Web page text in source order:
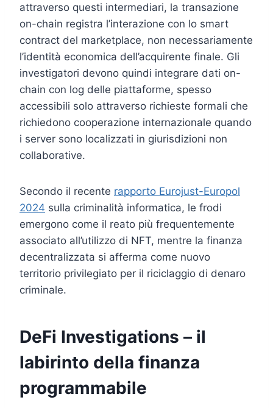
attraverso questi intermediari, la transazione
on-chain registra l’interazione con lo smart
contract del marketplace, non necessariamente
l’identità economica dell’acquirente finale. Gli
investigatori devono quindi integrare dati on-
chain con log delle piattaforme, spesso
accessibili solo attraverso richieste formali che
richiedono cooperazione internazionale quando
i server sono localizzati in giurisdizioni non
collaborative.
Secondo il recente rapporto Eurojust-Europol
2024 sulla criminalità informatica, le frodi
emergono come il reato più frequentemente
associato all’utilizzo di NFT, mentre la finanza
decentralizzata si afferma come nuovo
territorio privilegiato per il riciclaggio di denaro
criminale.
DeFi Investigations – il
labirinto della finanza
programmabile